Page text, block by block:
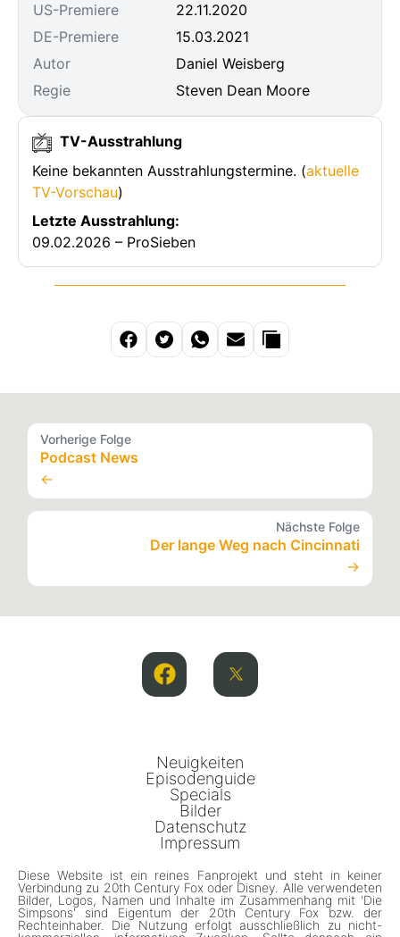
US-Premiere
22.11.2020
DE-Premiere
15.03.2021
Autor
Daniel Weisberg
Regie
Steven Dean Moore
TV-Ausstrahlung
Keine bekannten Ausstrahlungstermine. (aktuelle
TV-Vorschau)
Letzte Ausstrahlung:
09.02.2026 – ProSieben
Vorherige Folge
Podcast News
←
Nächste Folge
Der lange Weg nach Cincinnati
→
Neuigkeiten
Episodenguide
Specials
Bilder
Datenschutz
Impressum
Diese Website ist ein reines Fanprojekt und steht in keiner
Verbindung zu 20th Century Fox oder Disney. Alle verwendeten
Bilder, Logos, Namen und Inhalte im Zusammenhang mit 'Die
Simpsons' sind Eigentum der 20th Century Fox bzw. der
Rechteinhaber. Die Nutzung erfolgt ausschließlich zu nicht-